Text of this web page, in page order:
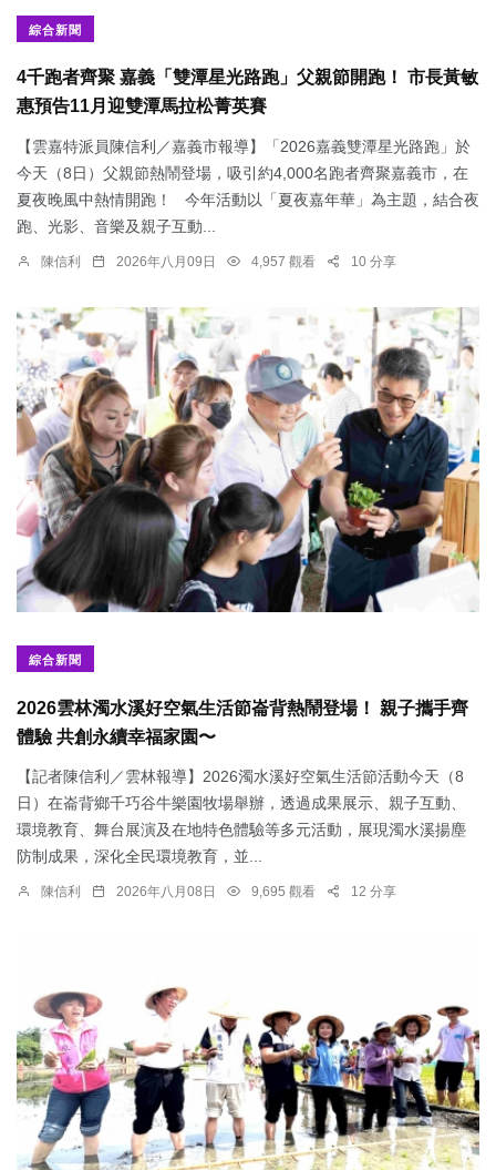
綜合新聞
4千跑者齊聚 嘉義「雙潭星光路跑」父親節開跑！ 市長黃敏
惠預告11月迎雙潭馬拉松菁英賽
【雲嘉特派員陳信利／嘉義市報導】「2026嘉義雙潭星光路跑」於
今天（8日）父親節熱鬧登場，吸引約4,000名跑者齊聚嘉義市，在
夏夜晚風中熱情開跑！ 今年活動以「夏夜嘉年華」為主題，結合夜
跑、光影、音樂及親子互動...
陳信利 2026年八月09日 4,957 觀看 10 分享
綜合新聞
2026雲林濁水溪好空氣生活節崙背熱鬧登場！ 親子攜手齊
體驗 共創永續幸福家園〜
【記者陳信利／雲林報導】2026濁水溪好空氣生活節活動今天（8
日）在崙背鄉千巧谷牛樂園牧場舉辦，透過成果展示、親子互動、
環境教育、舞台展演及在地特色體驗等多元活動，展現濁水溪揚塵
防制成果，深化全民環境教育，並...
陳信利 2026年八月08日 9,695 觀看 12 分享